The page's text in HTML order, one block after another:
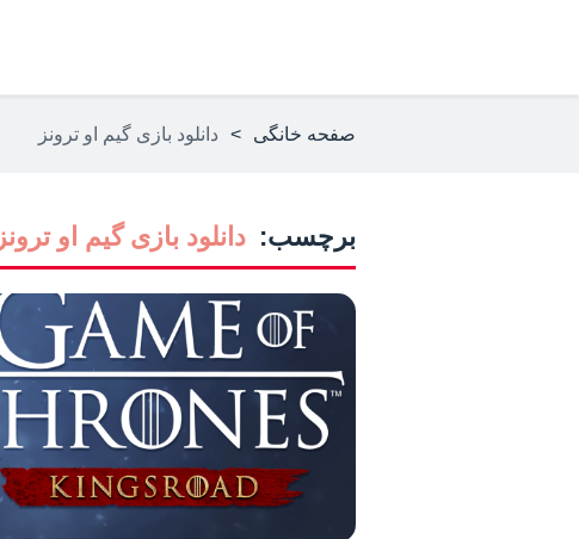
صفحه خانگی > دانلود بازی گیم او ترونز
برچسب: دانلود بازی گیم او ترونز